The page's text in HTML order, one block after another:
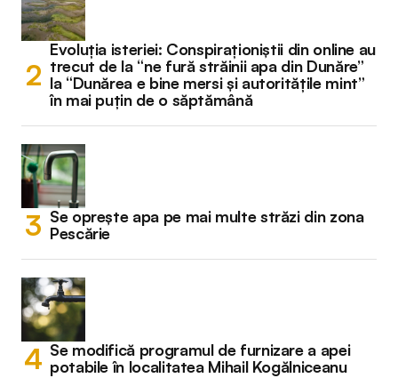
Evoluția isteriei: Conspiraționiștii din online au
trecut de la “ne fură străinii apa din Dunăre”
la “Dunărea e bine mersi și autoritățile mint”
în mai puțin de o săptămână
Se oprește apa pe mai multe străzi din zona
Pescărie
Se modifică programul de furnizare a apei
potabile în localitatea Mihail Kogălniceanu